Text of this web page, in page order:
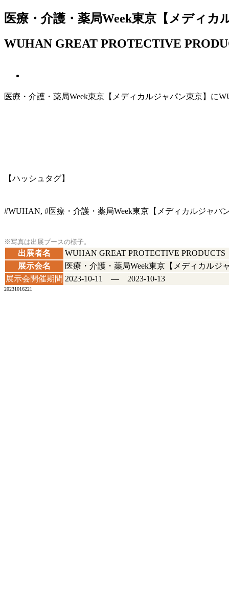
医療・介護・薬局Week東京【メディカ
WUHAN GREAT PROTECTIVE
医療・介護・薬局Week東京【メディカルジャパン東京】に
【ハッシュタグ】
#WUHAN, #医療・介護・薬局Week東京【メディカルジャパ
※写真は出展ブースの様子。
出展者名
WUHAN GREAT PROTECTIVE PRODUCTS
展示会名
医療・介護・薬局Week東京【メディカルジ
展示会開催期間 2023-10-11 ― 2023-10-13
20231016221